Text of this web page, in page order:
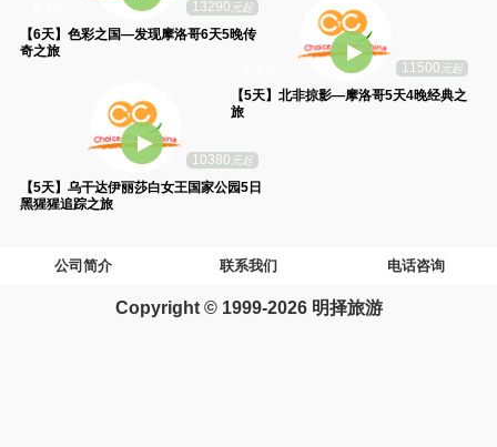
13290元起
【6天】色彩之国—发现摩洛哥6天5晚传
奇之旅
11500元起
【5天】北非掠影—摩洛哥5天4晚经典之
旅
10380元起
【5天】乌干达伊丽莎白女王国家公园5日
黑猩猩追踪之旅
公司简介 联系我们 电话咨询
Copyright © 1999-2026 明择旅游